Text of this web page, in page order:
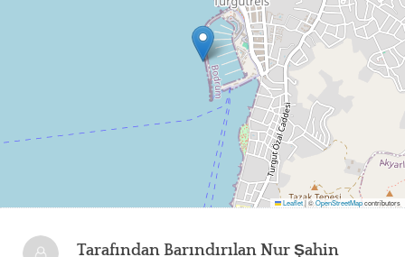
Leaflet|©OpenStreetMapcontributors
Tarafından Barındırılan Nur Şahin